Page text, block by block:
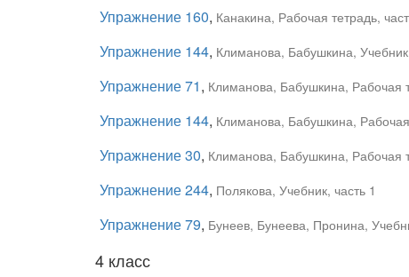
Упражнение 160, Канакина, Рабочая тетрадь,
Упражнение 144, Климанова, Бабушкина,
Упражнение 71, Климанова, Бабушкина, Рабочая
Упражнение 144, Климанова, Бабушкина, Рабочая
Упражнение 30, Климанова, Бабушкина, Рабочая
Упражнение 244, Полякова, Учебник, часть 1
Упражнение 79, Бунеев, Бунеева, Пронина,
4 класс